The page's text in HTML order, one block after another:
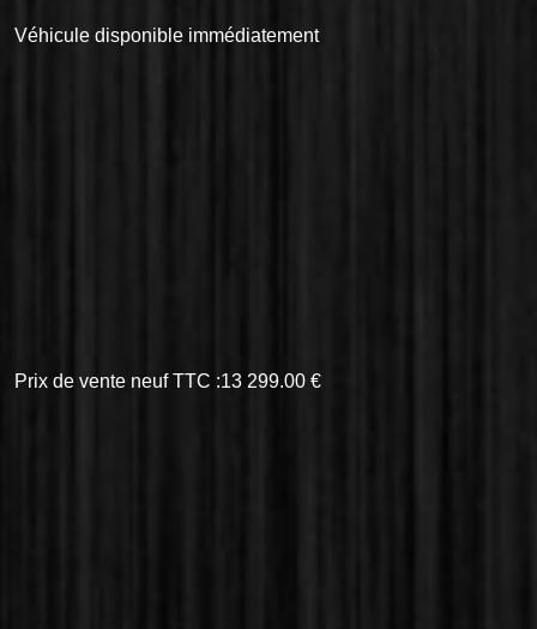
Véhicule disponible immédiatement
Prix de vente neuf TTC :13 299.00 €